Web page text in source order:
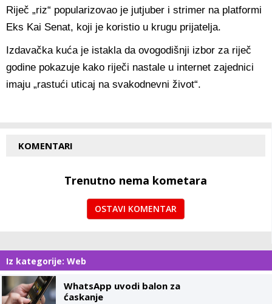
Riječ „riz“ popularizovao je jutjuber i strimer na platformi
Eks Kai Senat, koji je koristio u krugu prijatelja.
Izdavačka kuća je istakla da ovogodišnji izbor za riječ
godine pokazuje kako riječi nastale u internet zajednici
imaju „rastući uticaj na svakodnevni život“.
KOMENTARI
Trenutno nema kometara
OSTAVI KOMENTAR
Iz kategorije: Web
WhatsApp uvodi balon za
ćaskanje